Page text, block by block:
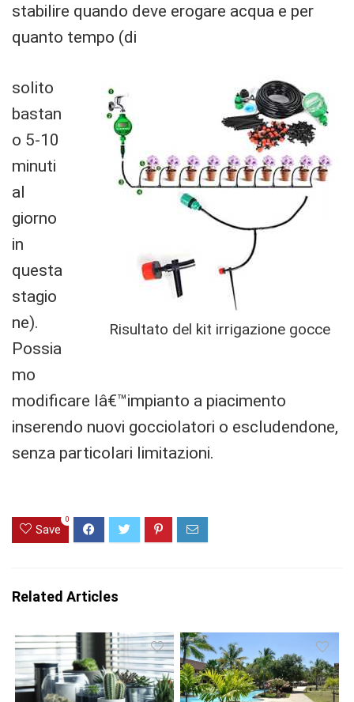
stabilire quando deve erogare acqua e per
quanto tempo (di
Risultato del kit irrigazione gocce
solito
bastan
o 5-10
minuti
al
giorno
in
questa
stagio
ne).
Possia
mo
modificare lâ€™impianto a piacimento
inserendo nuovi gocciolatori o escludendone,
senza particolari limitazioni.
Save
0
Related Articles